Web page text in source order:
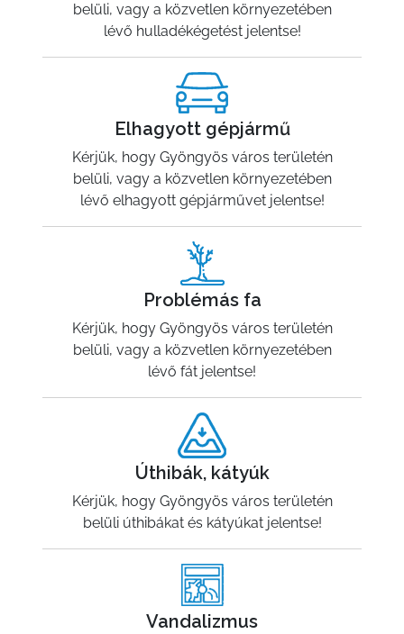
belüli, vagy a közvetlen környezetében
lévő hulladékégetést jelentse!
Elhagyott gépjármű
Kérjük, hogy Gyöngyös város területén
belüli, vagy a közvetlen környezetében
lévő elhagyott gépjárművet jelentse!
Problémás fa
Kérjük, hogy Gyöngyös város területén
belüli, vagy a közvetlen környezetében
lévő fát jelentse!
Úthibák, kátyúk
Kérjük, hogy Gyöngyös város területén
belüli úthibákat és kátyúkat jelentse!
Vandalizmus